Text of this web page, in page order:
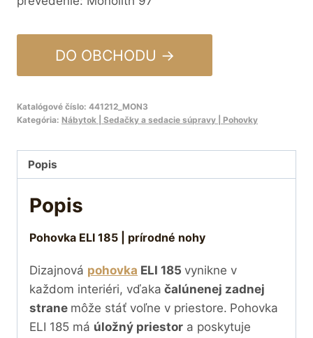
DO OBCHODU →
Katalógové číslo: 441212_MON3
Kategória: Nábytok | Sedačky a sedacie súpravy | Pohovky
Popis
Popis
Pohovka ELI 185 | prírodné nohy
Dizajnová pohovka ELI 185 vynikne v
každom interiéri, vďaka čalúnenej zadnej
strane môže stáť voľne v priestore. Pohovka
ELI 185 má úložný priestor a poskytuje